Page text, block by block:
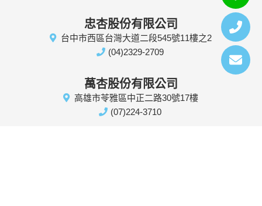
忠杏股份有限公司
台中市西區台灣大道二段545號11樓之2
(04)2329-2709
萬杏股份有限公司
高雄市苓雅區中正二路30號17樓
(07)224-3710